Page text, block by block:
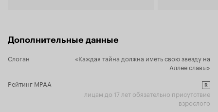
Обычно не пишу рецензии сразу после
поменяется. Хотя, может дублированная
Дополнительные данные
Слоган
«Каждая тайна должна иметь свою звезду на
Аллее славы»
Рейтинг MPAA
R
лицам до 17 лет обязательно присутствие
взрослого